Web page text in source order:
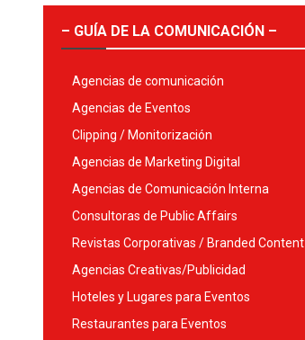
– GUÍA DE LA COMUNICACIÓN –
Agencias de comunicación
Agencias de Eventos
Clipping / Monitorización
Agencias de Marketing Digital
Agencias de Comunicación Interna
Consultoras de Public Affairs
Revistas Corporativas / Branded Content
Agencias Creativas/Publicidad
Hoteles y Lugares para Eventos
Restaurantes para Eventos